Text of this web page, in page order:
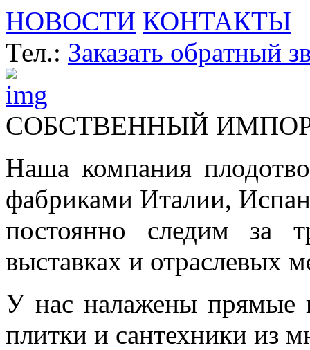
НОВОСТИ КОНТАКТЫ
Тел.: Заказать обратный
СОБСТВЕННЫЙ
Наша компания
фабриками Италии,
постоянно следим за
выставках и отраслевых
У нас налажены прямые
плитки и сантехники из